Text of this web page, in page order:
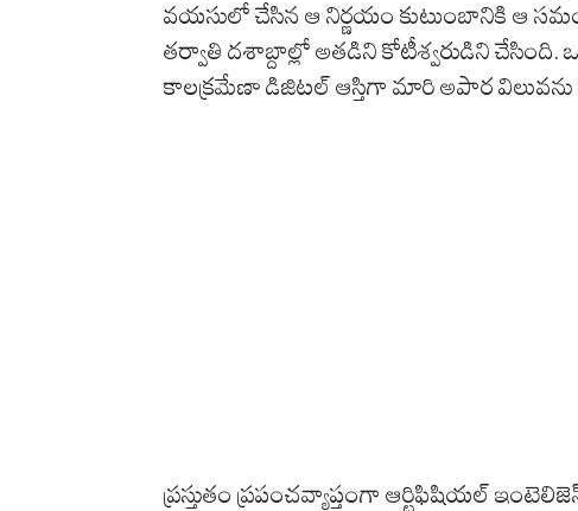
వయసులో చేసిన ఆ నిర్ణయం కుటుంబానికి ఆ
తర్వాతి దశాబ్దాల్లో అతడిని కోటీశ్వరుడిని
కాలక్రమేణా డిజిటల్ ఆస్తిగా మారి అపార విలువను
ప్రస్తుతం ప్రపంచవ్యాప్తంగా ఆర్టిఫిషియల్